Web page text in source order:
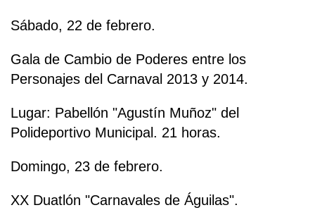
Sábado, 22 de febrero.
Gala de Cambio de Poderes entre los
Personajes del Carnaval 2013 y 2014.
Lugar: Pabellón "Agustín Muñoz" del
Polideportivo Municipal. 21 horas.
Domingo, 23 de febrero.
XX Duatlón "Carnavales de Águilas".